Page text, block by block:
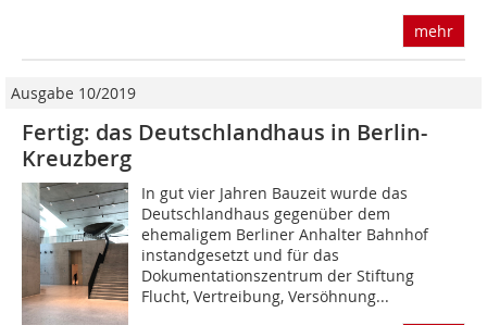
mehr
Ausgabe 10/2019
Fertig: das Deutschlandhaus in Berlin-
Kreuzberg
In gut vier Jahren Bauzeit wurde das
Deutschlandhaus gegenüber dem
ehemaligem Berliner Anhalter Bahnhof
instandgesetzt und für das
Dokumentationszentrum der Stiftung
Flucht, Vertreibung, Versöhnung...